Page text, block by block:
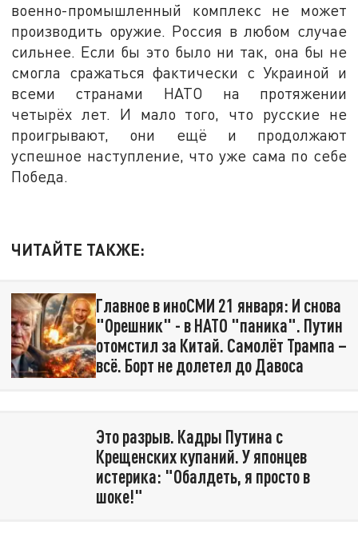
военно-промышленный комплекс не может
производить оружие. Россия в любом случае
сильнее. Если бы это было ни так, она бы не
смогла сражаться фактически с Украиной и
всеми странами НАТО на протяжении
четырёх лет. И мало того, что русские не
проигрывают, они ещё и продолжают
успешное наступление, что уже сама по себе
Победа.
ЧИТАЙТЕ ТАКЖЕ:
Главное в иноСМИ 21 января: И снова
"Орешник" - в НАТО "паника". Путин
отомстил за Китай. Самолёт Трампа –
всё. Борт не долетел до Давоса
Это разрыв. Кадры Путина с
Крещенских купаний. У японцев
истерика: "Обалдеть, я просто в
шоке!"